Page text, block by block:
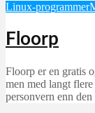
Linux-programmer
Floorp
Floorp er en gratis
men med langt
personvern enn